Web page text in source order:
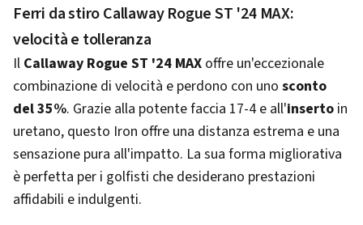
Ferri da stiro Callaway Rogue ST '24 MAX:
velocità e tolleranza
Il Callaway Rogue ST '24 MAX offre un'eccezionale
combinazione di velocità e perdono con uno sconto
del 35%. Grazie alla potente faccia 17-4 e all'inserto in
uretano, questo Iron offre una distanza estrema e una
sensazione pura all'impatto. La sua forma migliorativa
è perfetta per i golfisti che desiderano prestazioni
affidabili e indulgenti.